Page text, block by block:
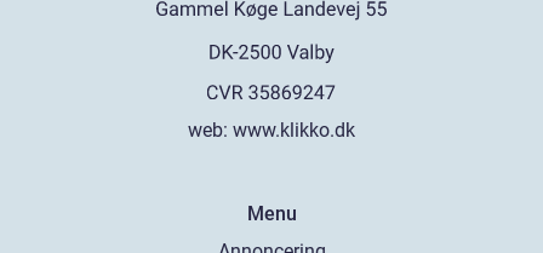
web: www.klikko.dk
Menu